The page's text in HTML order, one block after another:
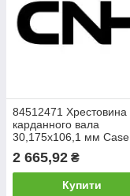
84512471 Хрестовина
карданного вала
30,175x106,1 мм Case
New Holland
2 665,92 ₴
Купити